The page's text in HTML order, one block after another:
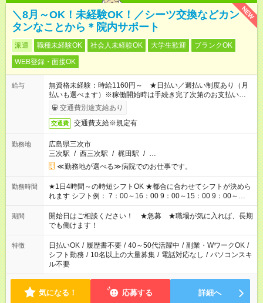
NEW
＼8月～OK！未経験OK！／シーツ交換などカン
タンなことから＊院内サポート
派遣 職種未経験OK 社会人未経験OK 大学生歓迎
ブランクOK
WEB登録・面接OK
給与
無資格未経験：時給1160円～ ★日払い／週払い制度あり（月
払いも選べます）※稼働開始時は手続き完了次第のお支払いとな
ります。
交通費別途支給あり
交通費 交通費支給※規定有
勤務地
広島県三次市
三次駅 / 西三次駅 / 梶田駅 / …
≪勤務地が選べる≫病院でのお仕事です。
勤務時間
★1日4時間～の時短シフトOK ★都合に合わせてシフトが決めら
れます シフト例： 7：00～16：00 9：00～15：00 9：00～
18：00 11：00～20：00 など ※Wワークの場合、他のお仕事と
合わせ週40時間超の就業はご案内できません ※法令に基づき、
週20時間以上勤務は社会保険への加入対象となります ※労働者
派遣法（日雇い派遣の原則禁止）により、短時間・短期間の就
業はご案内が難しい場合があります
期間
開始日はご相談ください！ ★急募 ★職場が気に入れば、長期
でも働けます！
特徴 日払いOK / 履歴書不要 / 40～50代活躍中 / 副業・WワークOK /
シフト勤務 / 10名以上の大量募集 / 電話対応なし / パソコンスキ
ル不要
気になる！ 応募する 詳細へ